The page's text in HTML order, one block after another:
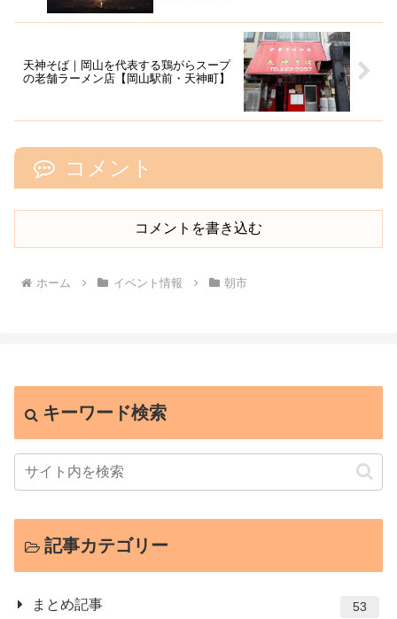
天神そば｜岡山を代表する鶏がらスープ
の老舗ラーメン店【岡山駅前・天神町】
コメント
コメントを書き込む
ホーム イベント情報 朝市
キーワード検索
記事カテゴリー
まとめ記事 53